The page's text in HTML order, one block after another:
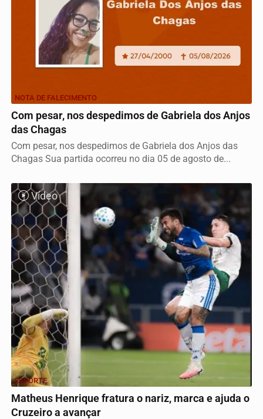
NOTA DE FALECIMENTO
Com pesar, nos despedimos de Gabriela dos Anjos
das Chagas
Com pesar, nos despedimos de Gabriela dos Anjos das
Chagas Sua partida ocorreu no dia 05 de agosto de...
Vídeo
ESPORTE
Matheus Henrique fratura o nariz, marca e ajuda o
Cruzeiro a avançar